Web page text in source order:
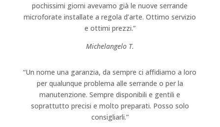
pochissimi giorni avevamo già le nuove serrande
microforate installate a regola d’arte. Ottimo servizio
e ottimi prezzi.”
Michelangelo T.
“Un nome una garanzia, da sempre ci affidiamo a loro
per qualunque problema alle serrande o per la
manutenzione. Sempre disponibili e gentili e
soprattutto precisi e molto preparati. Posso solo
consigliarli.”